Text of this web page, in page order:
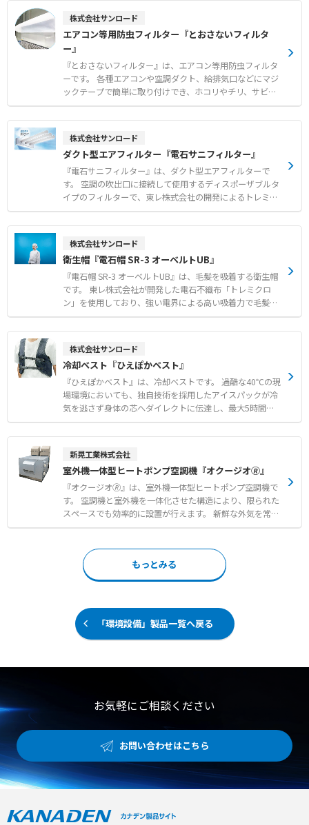
勝手にも配慮された設計です。 メーカー国内工場にて10m
m単位で1枚からオーダーメイド製作が可能で、短納期で
それぞれの窓枠に合わせたサイズを提供します。 【特徴】
●80メッシュの極細網目による微小な虫やホコリの確実な
侵入防止 ●マジックテープによる簡単な取り付けと窓開閉
用ファスナーの搭載 ●メーカー国内工場での10mm単位の
オーダーメイド製作と短納期対応 【用途・事例】 ●網戸
の防虫対策 ●食品工場等における手軽で確実なフードディ
フェンスの構築
株式会社サンロード
エアコン等用防虫フィルター『とおさないフィルタ
ー』
『とおさないフィルター』は、エアコン等用防虫フィルタ
ーです。 各種エアコンや空調ダクト、給排気口などにマジ
ックテープで簡単に取り付けでき、ホコリやチリ、サビの
飛散や小さな虫の侵入を効果的に防ぎます。 通気性の高い
素材を使用しているため空調機に負荷をかけず、燃焼時に
形状に加え、設置場所に応じたオーダーメイド製作にも対
応可能です。 標準タイプと、より微小な異物に対応する目
細タイプから、用途に合わせて選択できます。 【特徴】
●空調機やダクトからのホコリ飛散および微小昆虫の侵入
防止 ●マジックテープ仕様による簡単設置とスムーズなフ
ィルター交換 ●空調機に負荷をかけない高い通気性と燃焼
時無毒な安全素材 【用途・事例】 ●食品工場におけるフ
床置パッケージ型など各種エアコンへの防虫対策 ●サビの
飛散が懸念されるユニットクーラーなどの衛生環境改善
株式会社サンロード
ダクト型エアフィルター『電石サニフィルター』
『電石サニフィルター』は、ダクト型エアフィルターで
す。 空調の吹出口に接続して使用するディスポーザブルタ
イプのフィルターで、東レ株式会社の開発によるトレミク
ロンを採用しています。 プラスとマイナスに分極させた不
織布による強力な電界が、周囲の浮遊粒子やカビ、ホコリ
ラの少ない均一な室内環境を実現し、作業者の体感温度低
下や食材の表面乾燥を防ぎます。 汚れたら新品に交換する
だけの簡単メンテナンスで、衛生的かつ経済的にクリーン
な作業空間を維持できます。 【特徴】 ●トレミクロンの
電界によるカビやホコリなどの優れた吸着性能 ●微風吹出
しによる室内の温度ムラ解消と食材の表面乾燥防止 ●汚れ
たら交換するだけのディスポーザブル仕様による高い衛生
けるカビ飛散や落下菌対策 ●空調の冷風直撃による作業者
の体感温度低下の改善 ●室内の均一な温度管理が求められ
る現場での空調環境向上
株式会社サンロード
衛生帽『電石帽 SR-3 オーベルトUB』
『電石帽 SR-3 オーベルトUB』は、毛髪を吸着する衛生帽
です。 東レ株式会社が開発した電石不織布「トレミクロ
ン」を使用しており、強い電界による高い吸着力で毛髪や
フケ、ホコリをしっかりとキャッチし、落下や混入リスク
を大幅に減少させます。 顔周りを覆うオーベルトには綿素
適なかぶり心地を実現しています。 独自のオーベルト構造
が顔周りの毛髪のはみ出しを確実に防ぎ、目元や顔周りが
ズレにくく、どなたでも確実に着用可能です。 また、10〜
15回の洗濯が可能で、衛生的に繰り返し使用できる点も特
長です。 【特徴】 ●電石不織布「トレミクロン」の吸着
力による毛髪やフケの落下および混入防止 ●肌にやさしく
吸汗性に優れた綿素材のオーベルトによる毛髪はみ出し防
な耐久性 【用途・事例】 ●食品工場や精密機器製造など
高い清浄度が求められる環境での衛生管理 ●量販店の店頭
やバックヤードなどにおける異物混入リスクの低減 ●作業
環境や用途に応じたカスタマイズおよびオーダーメイドで
の運用
株式会社サンロード
冷却ベスト『ひえぽかベスト』
『ひえぽかベスト』は、冷却ベストです。 過酷な40℃の現
場環境においても、独自技術を採用したアイスパックが冷
気を逃さず身体の芯へダイレクトに伝達し、最大5時間に
わたり確かな涼しさを維持します。 太い血管が通る両脇と
背中を直接冷やす設計により、無駄なく効率的に体温を下
り、脇下のアイスパックポケット位置を身体の形状に合わ
せてミリ単位で自由に調整でき、最も効く場所をピンポイ
ントで冷却できます。 重量1.8kgでありながら、優れた縫
製技術により重さを全身に分散させ、驚くほど軽い着心地
を実現しています。 電源不要で空調服との併用が可能なほ
か、冬場は使い捨てカイロを入れて防寒具としても活用で
●40℃の環境下でも最大5時間の保冷力を維持する独自の
アイスパック ●L字型マジックテープによるミリ単位での
アイスパック位置調節機能 ●重さを全身に分散させる優れ
ハット対策 ●冷房のない室内作業や粉塵・火気を扱う工場
での熱中症対策 ●電源を使用できない環境下での空調服と
の併用や冬場の防寒対策
新晃工業株式会社
室外機一体型ヒートポンプ空調機『オクージオ🄬』
『オクージオ🄬』は、室外機一体型ヒートポンプ空調機で
す。 空調機と室外機を一体化させた構造により、限られた
スペースでも効率的に設置が行えます。 新鮮な外気を常時
取り入れる全外気システムを採用しており、屋内の空気環
追加することで、夏期の除湿再熱機能だけでなく、冬期の
デフロスト時における冷風送風を緩和いたします。 さらに
水気化式加湿器の搭載も可能であり、乾燥しがちな冬期の
機と室外機を一体化させた省スペース設計による高い設置
性 ●新鮮な外気を常時取り入れて屋内の空気環境を快適に
保つ全外気システム ●除湿再熱や冬期の冷風送風緩和を可
能にするドライモジュールオプション 【用途・事例】 ●
業所での一般空調 ●適切な湿度管理が必要な冬期の室内に
もっとみる
「環境設備」製品一覧へ戻る
お気軽にご相談ください
お問い合わせはこちら